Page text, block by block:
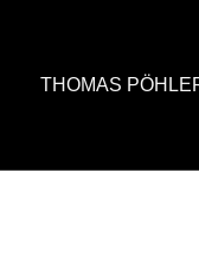
THOMAS